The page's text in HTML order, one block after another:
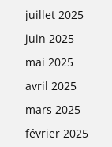
juillet 2025
juin 2025
mai 2025
avril 2025
mars 2025
février 2025